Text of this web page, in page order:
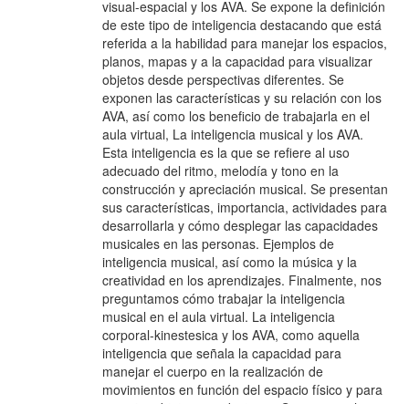
visual-espacial y los AVA. Se expone la definición
de este tipo de inteligencia destacando que está
referida a la habilidad para manejar los espacios,
planos, mapas y a la capacidad para visualizar
objetos desde perspectivas diferentes. Se
exponen las características y su relación con los
AVA, así como los beneficio de trabajarla en el
aula virtual, La inteligencia musical y los AVA.
Esta inteligencia es la que se refiere al uso
adecuado del ritmo, melodía y tono en la
construcción y apreciación musical. Se presentan
sus características, importancia, actividades para
desarrollarla y cómo desplegar las capacidades
musicales en las personas. Ejemplos de
inteligencia musical, así como la música y la
creatividad en los aprendizajes. Finalmente, nos
preguntamos cómo trabajar la inteligencia
musical en el aula virtual. La inteligencia
corporal-kinestesica y los AVA, como aquella
inteligencia que señala la capacidad para
manejar el cuerpo en la realización de
movimientos en función del espacio físico y para